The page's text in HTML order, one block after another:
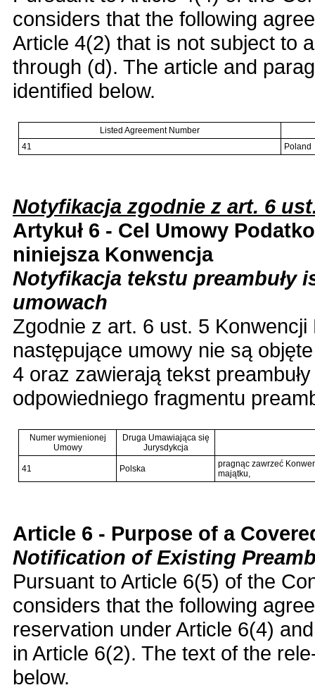
considers that the following
Article 4(2) that is not subject to
through (d). The article and
identified below.
Listed Agreement Number
41
Poland
Notyfikacja zgodnie z art. 6
Artykuł 6 - Cel Umowy
niniejsza Konwencja
Notyfikacja tekstu preambuły
umowach
Zgodnie z art. 6 ust. 5
następujące umowy nie są
4 oraz zawierają tekst
odpowiedniego fragmentu
Numer wymienionej
Umowy
Druga Umawiająca się
Jurysdykcja
41 Polska
pragnąc zawrzeć
majątku,
Article 6 - Purpose of a
Notification of Existing
Pursuant to Article 6(5) of the
considers that the following
reservation under Article 6(4)
in Article 6(2). The text of the
below.